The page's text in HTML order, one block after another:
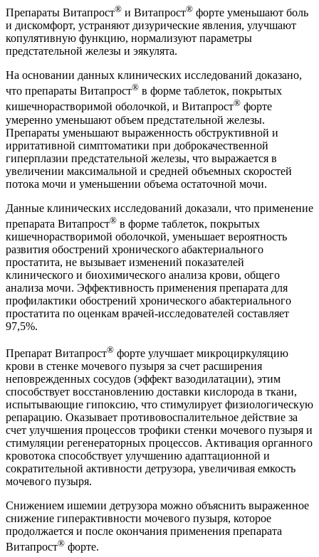
Препараты Витапрост® и Витапрост® форте уменьшают боль
и дискомфорт, устраняют дизурические явления, улучшают
копулятивную функцию, нормализуют параметры
предстательной железы и эякулята.
На основании данных клинических исследований доказано,
что препараты Витапрост® в форме таблеток, покрытых
кишечнорастворимой оболочкой, и Витапрост® форте
умеренно уменьшают объем предстательной железы.
Препараты уменьшают выраженность обструктивной и
ирритативной симптоматики при доброкачественной
гиперплазии предстательной железы, что выражается в
увеличении максимальной и средней объемных скоростей
потока мочи и уменьшении объема остаточной мочи.
Данные клинических исследований доказали, что применение
препарата Витапрост® в форме таблеток, покрытых
кишечнорастворимой оболочкой, уменьшает вероятность
развития обострений хронического абактериального
простатита, не вызывает изменений показателей
клинического и биохимического анализа крови, общего
анализа мочи. Эффективность применения препарата для
профилактики обострений хронического абактериального
простатита по оценкам врачей-исследователей составляет
97,5%.
Препарат Витапрост® форте улучшает микроциркуляцию
крови в стенке мочевого пузыря за счет расширения
неповрежденных сосудов (эффект вазодилатации), этим
способствует восстановлению доставки кислорода в ткани,
испытывающие гипоксию, что стимулирует физиологическую
репарацию. Оказывает противовоспалительное действие за
счет улучшения процессов трофики стенки мочевого пузыря и
стимуляции регенераторных процессов. Активация органного
кровотока способствует улучшению адаптационной и
сократительной активности детрузора, увеличивая емкость
мочевого пузыря.
Снижением ишемии детрузора можно объяснить выраженное
снижение гиперактивности мочевого пузыря, которое
продолжается и после окончания применения препарата
Витапрост® форте.